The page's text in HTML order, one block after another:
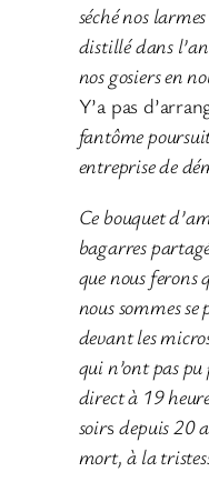
séché nos
distillé dans
nos gosiers en
Y’a pas
fantôme
entreprise de
Ce bouquet
bagarres
que nous ferons
nous sommes
devant les
qui n’ont pas
direct à 19
soirsdepuis 20
mort, à la